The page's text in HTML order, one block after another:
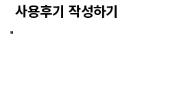
사용후기 작성하기